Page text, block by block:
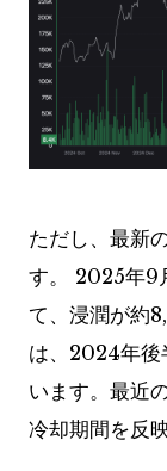
ただし、最新
す。 2025年9
て、浸潤が約
は、2024年後
います。最近
冷却期間を反